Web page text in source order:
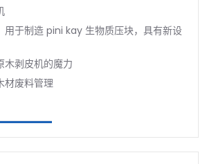
用于制造 pini kay 生物质压块，具有新设
木剥皮机的魔力
材废料管理